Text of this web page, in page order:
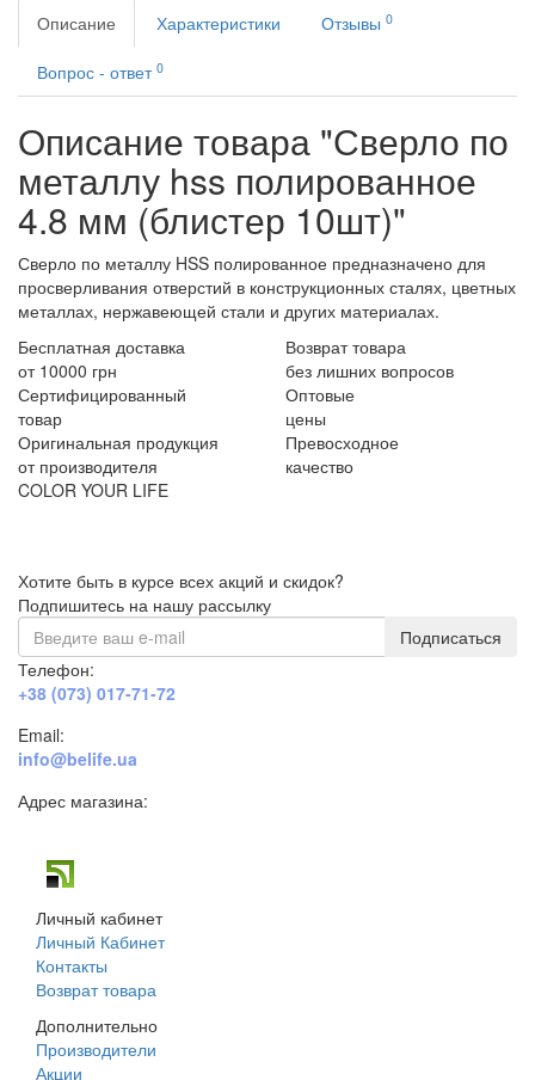
Описание
Характеристики Отзывы 0
Вопрос - ответ 0
Описание товара "Сверло по
металлу hss полированное
4.8 мм (блистер 10шт)"
Сверло по металлу HSS полированное предназначено для
просверливания отверстий в конструкционных сталях, цветных
металлах, нержавеющей стали и других материалах.
Бесплатная доставка
от 10000 грн
Возврат товара
без лишних вопросов
Сертифицированный
товар
Оптовые
цены
Оригинальная продукция
от производителя
Превосходное
качество
COLOR YOUR LIFE
Хотите быть в курсе всех акций и скидок?
Подпишитесь на нашу рассылку
Подписаться
Телефон:
+38 (073) 017-71-72
Email:
info@belife.ua
Адрес магазина:
Личный кабинет
Личный Кабинет
Контакты
Возврат товара
Дополнительно
Производители
Акции